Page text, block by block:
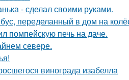
- сделал своими руками.
переделанный в дом на
помпейскую печь на даче.
севере.
винограда изабелла